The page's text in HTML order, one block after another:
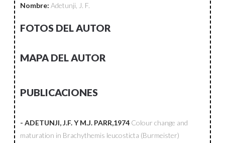
Nombre: Adetunji, J. F.
FOTOS DEL AUTOR
MAPA DEL AUTOR
PUBLICACIONES
- ADETUNJI, J.F. Y M.J. PARR,1974 Colour change and
maturation in Brachythemis leucosticta (Burmeister)